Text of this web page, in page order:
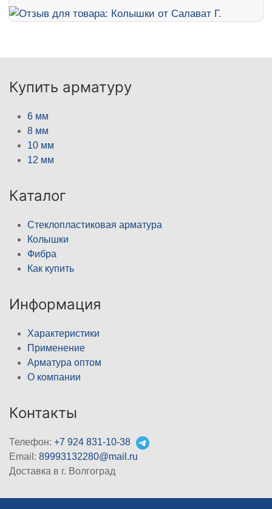
Купить арматуру
6 мм
8 мм
10 мм
12 мм
Каталог
Стеклопластиковая арматура
Колышки
Фибра
Как купить
Информация
Характеристики
Применение
Арматура оптом
О компании
Контакты
Телефон: +7 924 831-10-38
Email: 89993132280@mail.ru
Доставка в г. Волгоград